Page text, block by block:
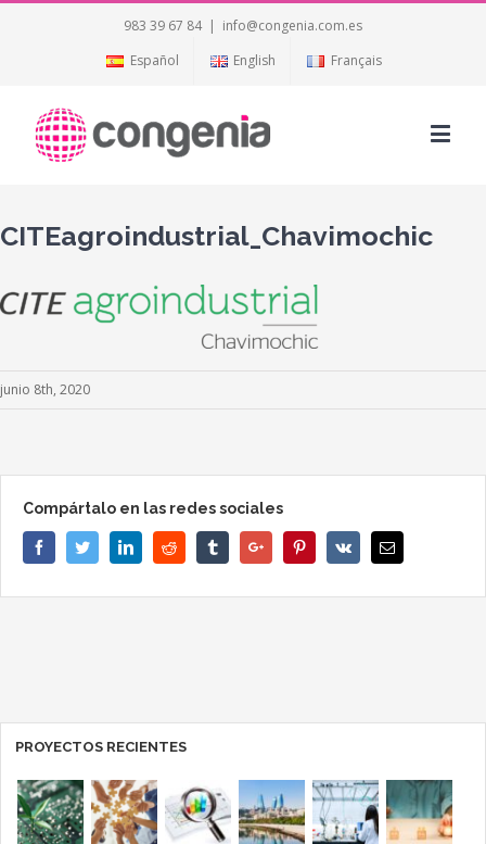
983 39 67 84 | info@congenia.com.es
Español
English Français
CITEagroindustrial_Chavimochic
junio 8th, 2020
Compártalo en las redes sociales
FacebookTwitterLinkedinReddit TumblrGoogle+ PinterestVk Email
PROYECTOS RECIENTES